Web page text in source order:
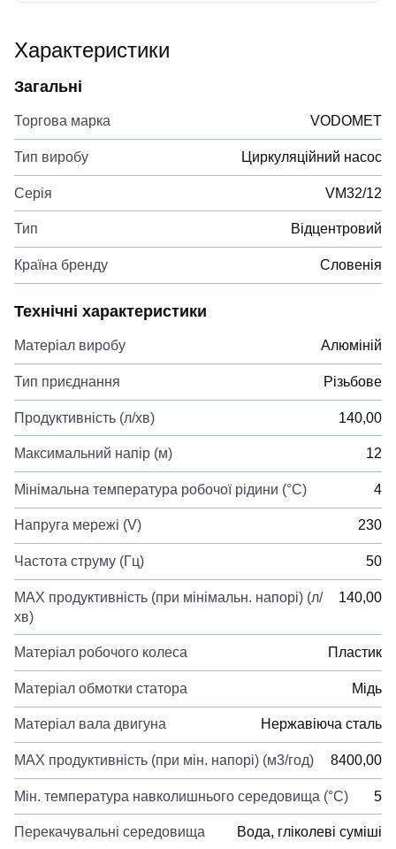
Характеристики
Загальні
Торгова марка VODOMET
Тип виробу Циркуляційний насос
Серія VM32/12
Тип Відцентровий
Країна бренду Словенія
Технічні характеристики
Матеріал виробу Алюміній
Тип приєднання Різьбове
Продуктивність (л/хв) 140,00
Максимальний напір (м) 12
Мінімальна температура робочої рідини (°C) 4
Напруга мережі (V) 230
Частота струму (Гц) 50
MAX продуктивність (при мінімальн. напорі) (л/
хв)
140,00
Матеріал робочого колеса Пластик
Матеріал обмотки статора Мідь
Матеріал вала двигуна Нержавіюча сталь
MAX продуктивність (при мін. напорі) (м3/год) 8400,00
Мін. температура навколишнього середовища (°C) 5
Перекачувальні середовища Вода, гліколеві суміші